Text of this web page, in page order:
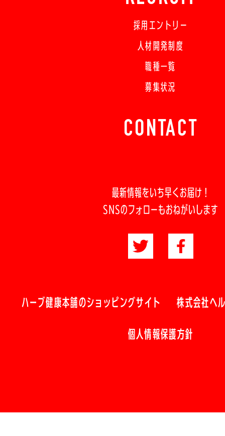
採用エントリー
人材開発制度
職種一覧
募集状況
CONTACT
最新情報をいち早くお届け！
SNSのフォローもおねがいします
ハーブ健康本舗のショッピングサイト 株式会社ヘ
個人情報保護方針